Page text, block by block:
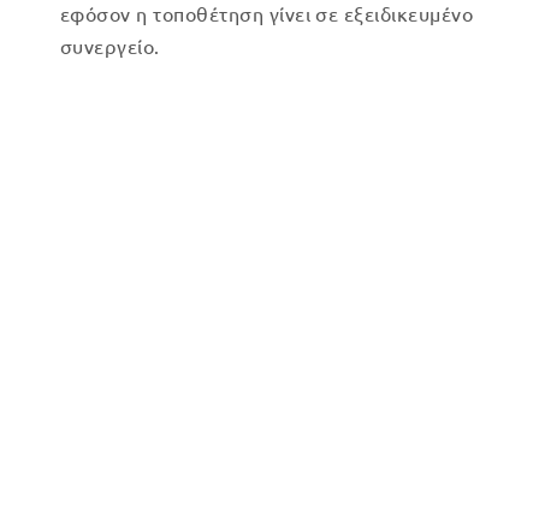
εφόσον η τοποθέτηση γίνει σε εξειδικευμένο
συνεργείο.